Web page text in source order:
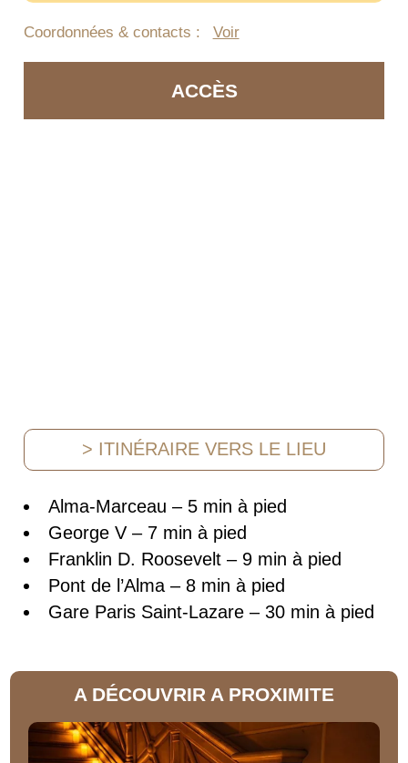
Coordonnées & contacts : Voir
ACCÈS
> ITINÉRAIRE VERS LE LIEU
Alma-Marceau – 5 min à pied
George V – 7 min à pied
Franklin D. Roosevelt – 9 min à pied
Pont de l’Alma – 8 min à pied
Gare Paris Saint-Lazare – 30 min à pied
A DÉCOUVRIR A PROXIMITE